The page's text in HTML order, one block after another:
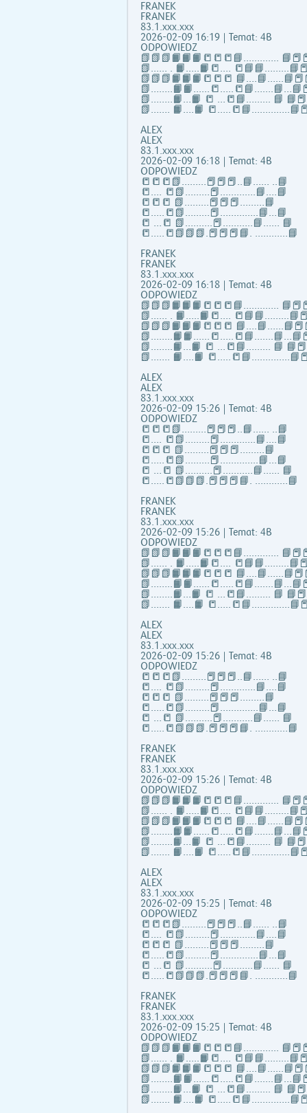
FRANEK
FRANEK
83.1.xxx.xxx
2026-02-09 16:19 | Temat: 4B
ODPOWIEDZ
📗📗📗📙📙📙📒📒📒📘……..…..
📗...... . 📙…..📙📒….
📗📗📗📙📙📙📒📒📒
📗……..📙…📙 📒 …📒📘……... 📘
📗……. 📙….📙
ALEX
ALEX
83.1.xxx.xxx
2026-02-09 16:18 | Temat: 4B
ODPOWIEDZ
📒📒📒📗………📕📕📕..📘…… ..📘
📒…. 📒📗………📕………….📘….📘
📒📒📒 📗………📕📕📕………📘
📒…..📒📗………📕…………..📘…📘
📒 …📒 📗……….📕………..📘…… 📘
📒…..📒📗📗📗.📕📕📕📘. …………📘
FRANEK
FRANEK
83.1.xxx.xxx
2026-02-09 16:18 | Temat: 4B
ODPOWIEDZ
📗📗📗📙📙📙📒📒📒📘……..…..
📗...... . 📙…..📙📒….
📗📗📗📙📙📙📒📒📒
📗……..📙…📙 📒 …📒📘……... 📘
📗……. 📙….📙
ALEX
ALEX
83.1.xxx.xxx
2026-02-09 15:26 | Temat: 4B
ODPOWIEDZ
📒📒📒📗………📕📕📕..📘…… ..📘
📒…. 📒📗………📕………….📘….📘
📒📒📒 📗………📕📕📕………📘
📒…..📒📗………📕…………..📘…📘
📒 …📒 📗……….📕………..📘…… 📘
📒…..📒📗📗📗.📕📕📕📘. …………📘
FRANEK
FRANEK
83.1.xxx.xxx
2026-02-09 15:26 | Temat: 4B
ODPOWIEDZ
📗📗📗📙📙📙📒📒📒📘……..…..
📗...... . 📙…..📙📒….
📗📗📗📙📙📙📒📒📒
📗……..📙…📙 📒 …📒📘……... 📘
📗……. 📙….📙
ALEX
ALEX
83.1.xxx.xxx
2026-02-09 15:26 | Temat: 4B
ODPOWIEDZ
📒📒📒📗………📕📕📕..📘…… ..📘
📒…. 📒📗………📕………….📘….📘
📒📒📒 📗………📕📕📕………📘
📒…..📒📗………📕…………..📘…📘
📒 …📒 📗……….📕………..📘…… 📘
📒…..📒📗📗📗.📕📕📕📘. …………📘
FRANEK
FRANEK
83.1.xxx.xxx
2026-02-09 15:26 | Temat: 4B
ODPOWIEDZ
📗📗📗📙📙📙📒📒📒📘……..…..
📗...... . 📙…..📙📒….
📗📗📗📙📙📙📒📒📒
📗……..📙…📙 📒 …📒📘……... 📘
📗……. 📙….📙
ALEX
ALEX
83.1.xxx.xxx
2026-02-09 15:25 | Temat: 4B
ODPOWIEDZ
📒📒📒📗………📕📕📕..📘…… ..📘
📒…. 📒📗………📕………….📘….📘
📒📒📒 📗………📕📕📕………📘
📒…..📒📗………📕…………..📘…📘
📒 …📒 📗……….📕………..📘…… 📘
📒…..📒📗📗📗.📕📕📕📘. …………📘
FRANEK
FRANEK
83.1.xxx.xxx
2026-02-09 15:25 | Temat: 4B
ODPOWIEDZ
📗📗📗📙📙📙📒📒📒📘……..…..
📗...... . 📙…..📙📒….
📗📗📗📙📙📙📒📒📒
📗……..📙…📙 📒 …📒📘……... 📘
📗……. 📙….📙